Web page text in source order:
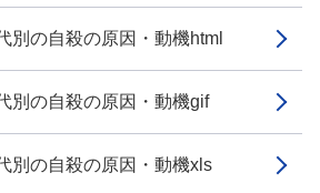
の自殺の原因・動機html
の自殺の原因・動機gif
の自殺の原因・動機xls